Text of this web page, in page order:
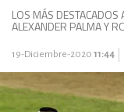
LOS MÁS DESTACADOS
ALEXANDER PALMA Y
19-Diciembre-2020 11:44